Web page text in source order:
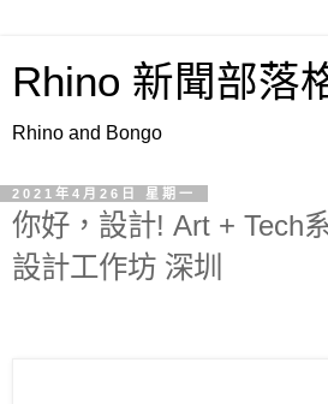
Rhino 新聞部落
Rhino and Bongo
2021年4月26日 星期一
你好，設計! Art + Tech
設計工作坊 深圳